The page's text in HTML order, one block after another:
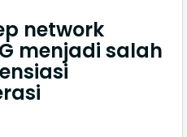
network
menjadi salah